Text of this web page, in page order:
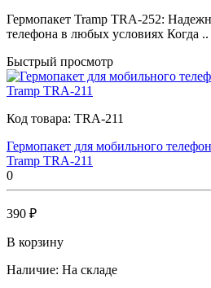
Гермопакет Tramp TRA-252:
телефона в любых условиях Когда ..
Быстрый просмотр
Код товара: TRA-211
Гермопакет для мобильного
Tramp TRA-211
0
390 ₽
В корзину
Наличие: На складе